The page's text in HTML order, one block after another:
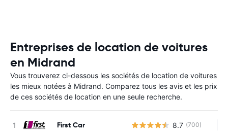
Entreprises de location de voitures
en Midrand
Vous trouverez ci-dessous les sociétés de location de voitures
les mieux notées à Midrand. Comparez tous les avis et les prix
de ces sociétés de location en une seule recherche.
First Car 8.7 (700)